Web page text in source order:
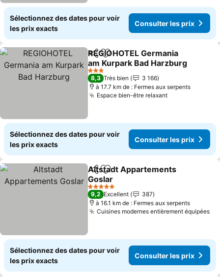
Sélectionnez des dates pour voir
les prix exacts
Consulter les prix
PartagerAjouter à mes favoris
REGIOHOTEL Germania
am Kurpark Bad Harzburg
3 Étoiles
8,3 Très bien
3 166
à 17.7 km de : Fermes aux serpents
Espace bien-être relaxant
Sélectionnez des dates pour voir
les prix exacts
Consulter les prix
PartagerAjouter à mes favoris
Altstadt Appartements
Goslar
5 Étoiles
9,2 Excellent
387
à 16.1 km de : Fermes aux serpents
Cuisines modernes entièrement équipées
Sélectionnez des dates pour voir
les prix exacts
Consulter les prix